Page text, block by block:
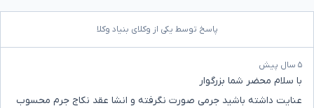
پاسخ توسط یکی از وکلای بنیاد وکلا
۵ سال پیش
با سلام محضر شما بزرگوار
عنایت داشته باشید جرمی صورت نگرفته و انشا عقد نکاج جرم محسوب